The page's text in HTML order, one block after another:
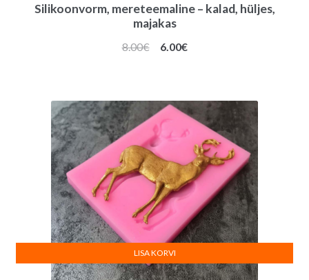
Silikoonvorm, mereteemaline – kalad, hüljes,
majakas
8.00€
Algne
6.00€Praegune
LISA KORVI